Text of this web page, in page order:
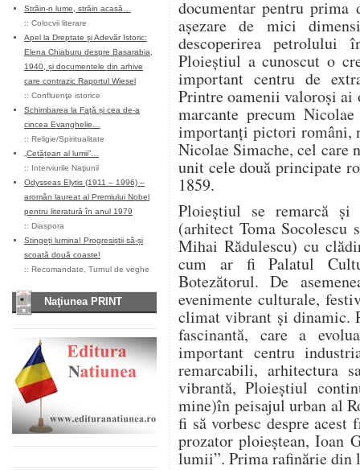
Străin-n lume, străin acasă…
:: Colocvii literare
Apel la Dreptate și Adevăr Istoric:
Elena Chiaburu despre Basarabia,
1940, și documentele din arhive
care contrazic Raportul Wiesel
:: Confluenţe istorice
Schimbarea la Față și cea de-a
cincea Evanghelie…
:: Religie/Spiritualitate
„Cetățean al lumii”…
:: Interviurile Naţiunii
Odysseas Elytis (1911 – 1996) –
aromân laureat al Premiului Nobel
pentru literatură în anul 1979
:: Diaspora
Stingeți lumina! Progresiștii să-și
scoată două coaste!
:: Recomandate Turnul de veghe
Naţiunea PRINT
documentar pentru
așezare de mici
descoperirea
Ploieștiul a cunoscut o
important centru de
Printre oamenii valoroși ai
marcante precum
importanți pictori români,
Nicolae Simache, cel care
unit cele două principate
1859.
Ploieștiul se remarcă și
(arhitect Toma Socolescu
Mihai Rădulescu) cu
cum ar fi Palatul
Botezătorul. De
evenimente culturale,
climat vibrant și dinamic.
fascinantă, care a
important centru
remarcabili, arhitectura
vibrantă, Ploieștiul
mine)în peisajul urban al
fi să vorbesc despre acest
prozator ploieștean, Ioan
lumii”. Prima rafinărie din